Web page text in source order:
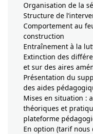
Organisation de la
Structure de
Comportement au
construction
Entraînement à la
Extinction des
et sur des aires
Présentation du
des aides
Mises en situation :
théoriques et
plateforme
En option (tarif nous